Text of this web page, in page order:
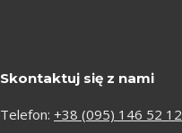
Skontaktuj się z nami
Telefon: +38 (095) 146 52 12